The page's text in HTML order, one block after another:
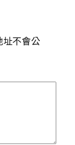
不會公